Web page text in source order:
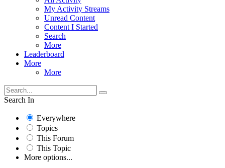
My Activity Streams
Unread Content
Content I Started
Search
More
Leaderboard
More
More
Search In
Everywhere
Topics
This Forum
This Topic
More options...